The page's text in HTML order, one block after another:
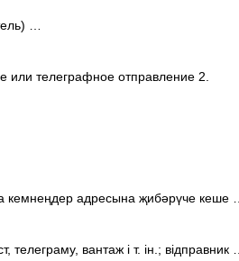
…
телеграфное отправление 2.
адресына җибәрүче кеше …
вантаж і т. ін.; відправник …